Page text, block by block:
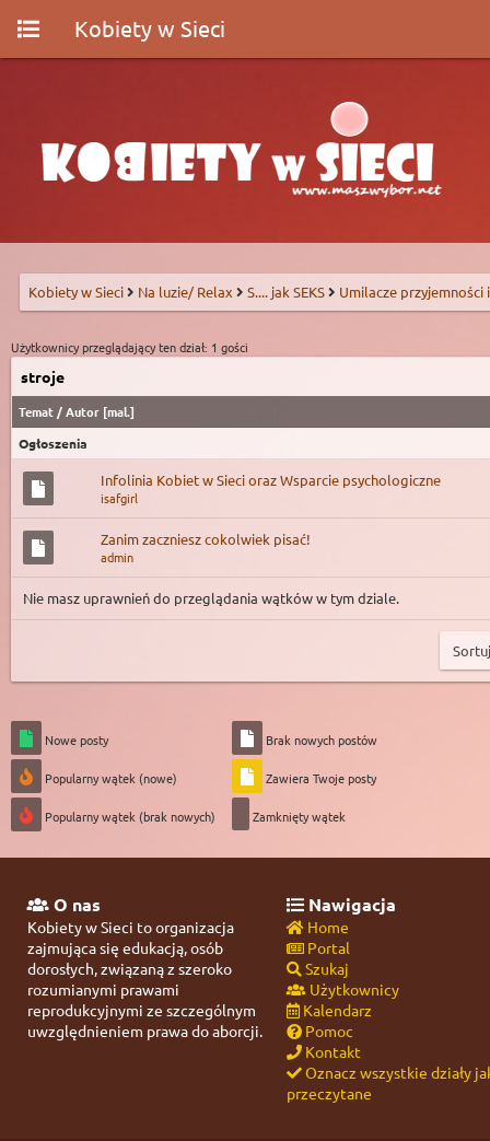
Kobiety w Sieci
Kobiety w Sieci Na luzie/ Relax S.... jak SEKS Umilacze
Użytkownicy przeglądający ten dział: 1 gości
stroje
Temat /Autor [mal.]
Ogłoszenia
Infolinia Kobiet w Sieci oraz Wsparcie psychologiczne
isafgirl
Zanim zaczniesz cokolwiek pisać!
admin
Nie masz uprawnień do przeglądania wątków w tym dziale.
Nowe posty
Popularny wątek (nowe)
Popularny wątek (brak nowych)
Brak nowych postów
Zawiera Twoje posty
Zamknięty wątek
O nas
Kobiety w Sieci to organizacja
zajmująca się edukacją, osób
dorosłych, związaną z szeroko
rozumianymi prawami
reprodukcyjnymi ze szczególnym
uwzględnieniem prawa do aborcji.
Nawigacja
Home
Portal
Szukaj
Użytkownicy
Kalendarz
Pomoc
Kontakt
Oznacz wszystkie działy
przeczytane